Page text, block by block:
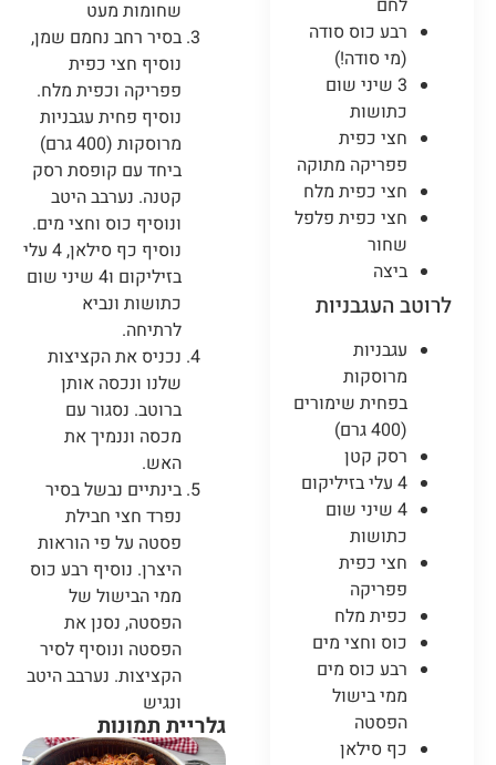
לחם
רבע כוס סודה
(מי סודה!)
3 שיני שום
כתושות
חצי כפית
פפריקה מתוקה
חצי כפית מלח
חצי כפית פלפל
שחור
ביצה
לרוטב העגבניות
עגבניות
מרוסקות
בפחית שימורים
(400 גרם)
רסק קטן
4 עלי בזיליקום
4 שיני שום
כתושות
חצי כפית
פפריקה
כפית מלח
כוס וחצי מים
רבע כוס מים
ממי בישול
הפסטה
כף סילאן
שחומות מעט
בסיר רחב נחמם שמן,
נוסיף חצי כפית
פפריקה וכפית מלח.
נוסיף פחית עגבניות
מרוסקות (400 גרם)
ביחד עם קופסת רסק
קטנה. נערבב היטב
ונוסיף כוס וחצי מים.
נוסיף כף סילאן, 4 עלי
בזיליקום ו4 שיני שום
כתושות ונביא
לרתיחה.
נכניס את הקציצות
שלנו ונכסה אותן
ברוטב. נסגור עם
מכסה וננמיך את
האש.
בינתיים נבשל בסיר
נפרד חצי חבילת
פסטה על פי הוראות
היצרן. נוסיף רבע כוס
ממי הבישול של
הפסטה, נסנן את
הפסטה ונוסיף לסיר
הקציצות. נערבב היטב
ונגיש
גלריית תמונות